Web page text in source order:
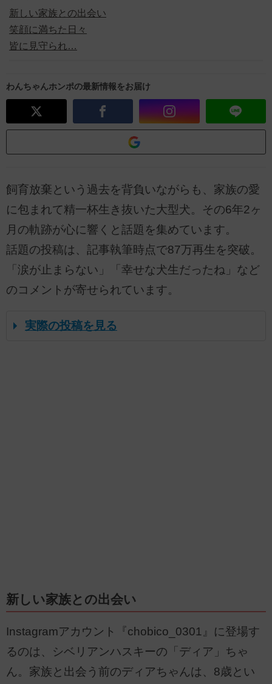
新しい家族との出会い
笑顔に満ちた日々
皆に見守られ…
わんちゃんホンポの最新情報をお届け
飼育放棄という過去を背負いながらも、家族の愛
に包まれて精一杯生き抜いた大型犬。その6年2ヶ
月の軌跡が心に響くと話題を集めています。
話題の投稿は、記事執筆時点で87万再生を突破。
「涙が止まらない」「幸せな犬生だったね」など
のコメントが寄せられています。
実際の投稿を見る
新しい家族との出会い
Instagramアカウント『chobico_0301』に登場す
るのは、シベリアンハスキーの「ディア」ちゃ
ん。家族と出会う前のディアちゃんは、8歳とい